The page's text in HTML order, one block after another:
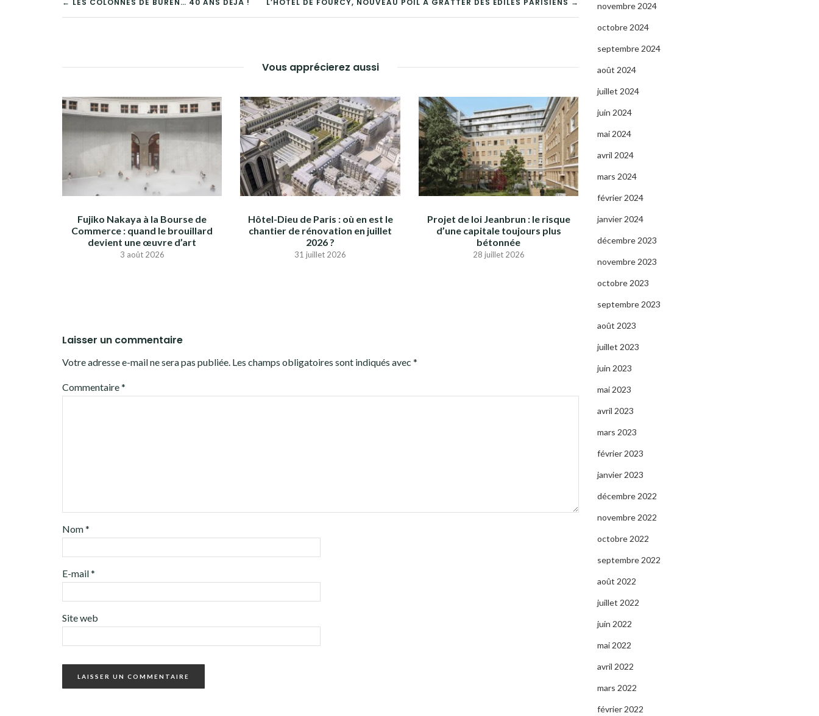
NAVIGATION
← LES COLONNES DE BUREN… 40 ANS DÉJÀ ! L’HÔTEL DE FOURCY, NOUVEAU POIL À GRATTER DES ÉDILES PARISIENS →
Vous apprécierez aussi
Fujiko Nakaya à la Bourse de
Commerce : quand le brouillard
devient une œuvre d’art
3 août 2026
Hôtel-Dieu de Paris : où en est le
chantier de rénovation en juillet
2026 ?
31 juillet 2026
Projet de loi Jeanbrun : le risque
d’une capitale toujours plus
bétonnée
28 juillet 2026
Laisser un commentaire
Votre adresse e-mail ne sera pas publiée. Les champs obligatoires sont indiqués avec *
Commentaire*
Nom*
E-mail*
Site web
novembre 2024
octobre 2024
septembre 2024
août 2024
juillet 2024
juin 2024
mai 2024
avril 2024
mars 2024
février 2024
janvier 2024
décembre 2023
novembre 2023
octobre 2023
septembre 2023
août 2023
juillet 2023
juin 2023
mai 2023
avril 2023
mars 2023
février 2023
janvier 2023
décembre 2022
novembre 2022
octobre 2022
septembre 2022
août 2022
juillet 2022
juin 2022
mai 2022
avril 2022
mars 2022
février 2022